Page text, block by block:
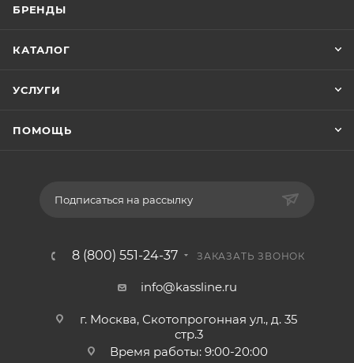
БРЕНДЫ
КАТАЛОГ
УСЛУГИ
ПОМОЩЬ
Подписаться на рассылку
8 (800) 551-24-37 ЗАКАЗАТЬ ЗВОНОК
info@kassline.ru
г. Москва, Скотопрогонная ул., д. 35
стр.3
Время работы: 9:00-20:00